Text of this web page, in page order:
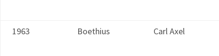
1963 Boethius Carl Axel